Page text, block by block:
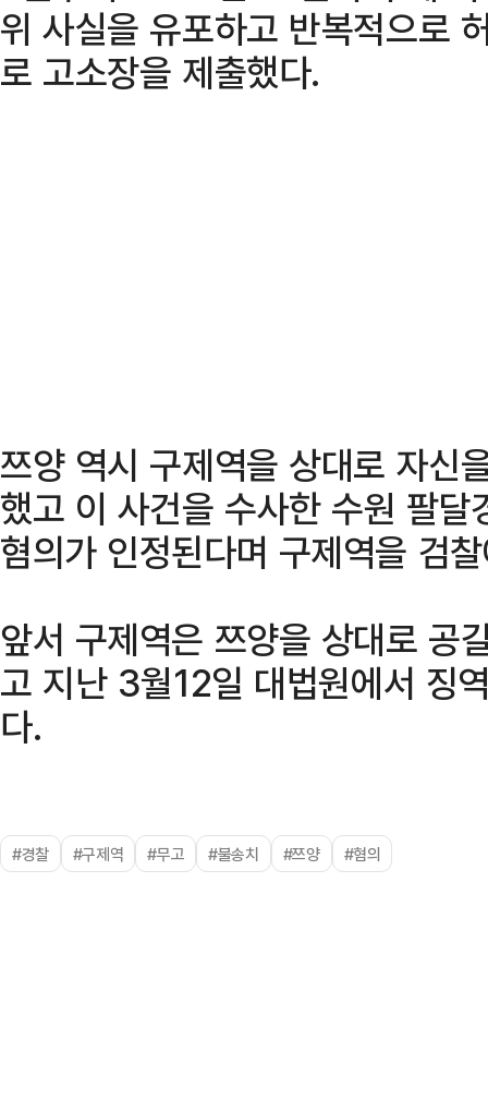
위 사실을 유포하고 반복적으로
로 고소장을 제출했다.
쯔양 역시 구제역을 상대로 자신
했고 이 사건을 수사한 수원 팔
혐의가 인정된다며 구제역을 검
앞서 구제역은 쯔양을 상대로 공
고 지난 3월12일 대법원에서 징
다.
#경찰 #구제역 #무고 #불송치 #쯔양 #혐의